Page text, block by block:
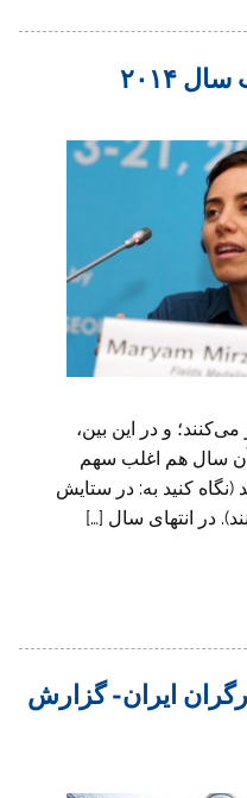
٢٠١۴
و در این بین،
سال هم اغلب سهم
کنید به: در ستایش
در انتهای سال […]
ایران- گزارش